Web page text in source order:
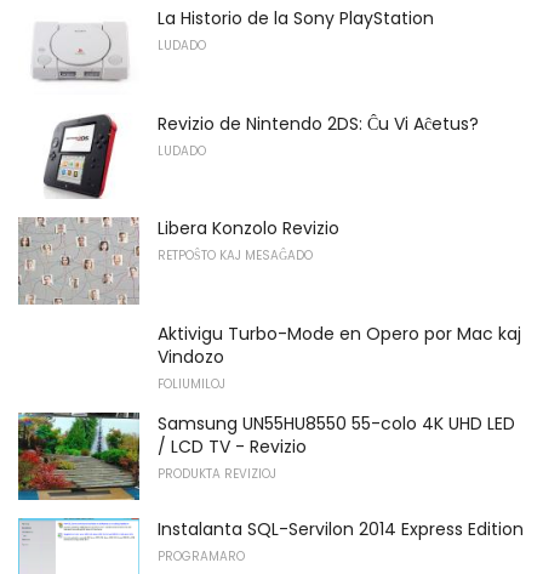
La Historio de la Sony PlayStation
LUDADO
Revizio de Nintendo 2DS: Ĉu Vi Aĉetus?
LUDADO
Libera Konzolo Revizio
RETPOŜTO KAJ MESAĜADO
Aktivigu Turbo-Mode en Opero por Mac kaj
Vindozo
FOLIUMILOJ
Samsung UN55HU8550 55-colo 4K UHD LED
/ LCD TV - Revizio
PRODUKTA REVIZIOJ
Instalanta SQL-Servilon 2014 Express Edition
PROGRAMARO